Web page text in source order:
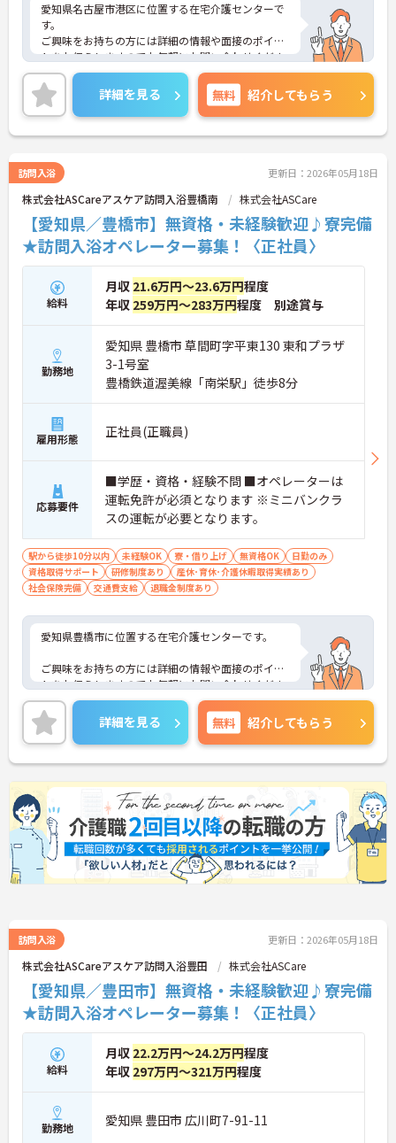
愛知県名古屋市港区に位置する在宅介護センターで
す。
ご興味をお持ちの方には詳細の情報や面接のポイン
トをお伝えしますのでお気軽にお問い合わせくださ
いませ。
詳細を見る 無料 紹介してもらう
訪問入浴 更新日：2026年05月18日
株式会社ASCareアスケア訪問入浴豊橋南 株式会社ASCare
【愛知県／豊橋市】無資格・未経験歓迎♪寮完備
★訪問入浴オペレーター募集！〈正社員〉
給料
月収 21.6万円～23.6万円程度
年収 259万円～283万円程度 別途賞与
勤務地
愛知県 豊橋市 草間町字平東130 東和プラザ
3-1号室
豊橋鉄道渥美線「南栄駅」徒歩8分
雇用形態 正社員(正職員)
応募要件
■学歴・資格・経験不問 ■オペレーターは
運転免許が必須となります ※ミニバンクラ
スの運転が必要となります。
駅から徒歩10分以内 未経験OK 寮・借り上げ 無資格OK
日勤のみ
資格取得サポート
研修制度あり
産休･育休･介護休暇取得実績あり
社会保険完備
交通費支給 退職金制度あり
愛知県豊橋市に位置する在宅介護センターです。
ご興味をお持ちの方には詳細の情報や面接のポイン
トをお伝えしますのでお気軽にお問い合わせくださ
いませ。
詳細を見る 無料 紹介してもらう
訪問入浴 更新日：2026年05月18日
株式会社ASCareアスケア訪問入浴豊田 株式会社ASCare
【愛知県／豊田市】無資格・未経験歓迎♪寮完備
★訪問入浴オペレーター募集！〈正社員〉
給料
月収 22.2万円～24.2万円程度
年収 297万円～321万円程度
勤務地 愛知県 豊田市 広川町7-91-11